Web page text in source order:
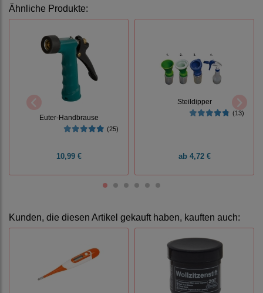
Ähnliche Produkte:
Euter-Handbrause
(25)
10,99 €
Steildipper
(13)
ab4,72 €
Kunden, die diesen Artikel gekauft haben, kauften auch: